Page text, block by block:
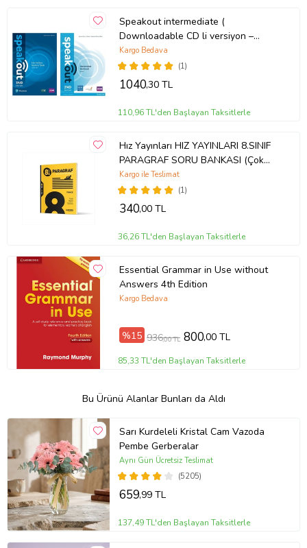
Speakout intermediate (
Downloadable CD li versiyon –
Online KOD YOKTUR )
(1)
Kargo Bedava
1040,30 TL
110,96 TL'den Başlayan Taksitlerle
Hız Yayınları HIZ YAYINLARI 8.SINIF
PARAGRAF SORU BANKASI (Çok
Renkli)
(1)
Kargo ile Teslimat
340,00 TL
36,26 TL'den Başlayan Taksitlerle
Essential Grammar in Use without
Answers 4th Edition
Kargo Bedava
%15 936,00 TL 800,00 TL
85,33 TL'den Başlayan Taksitlerle
Bu Ürünü Alanlar Bunları da Aldı
Sarı Kurdeleli Kristal Cam Vazoda
Pembe Gerberalar
(5205)
Aynı Gün Ücretsiz Teslimat
659,99 TL
137,49 TL'den Başlayan Taksitlerle